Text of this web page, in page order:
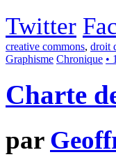
Twitter
creative commons, droit
Graphisme Chronique •
Charte
par